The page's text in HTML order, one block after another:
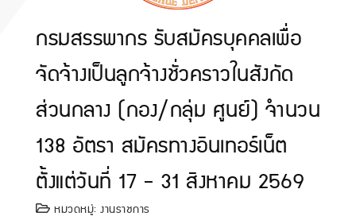
กรมสรรพากร รับสมัครบุคคลเพื่อ
จัดจ้างเป็นลูกจ้างชั่วคราวในสังกัด
ส่วนกลาง (กอง/กลุ่ม ศูนย์) จำนวน
138 อัตรา สมัครทางอินเทอร์เน็ต
ตั้งแต่วันที่ 17 - 31 สิงหาคม 2569
หมวดหมู่: งานราชการ